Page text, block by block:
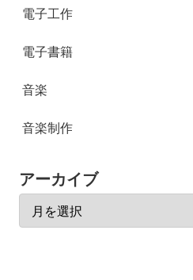
電子工作
電子書籍
音楽
音楽制作
アーカイブ